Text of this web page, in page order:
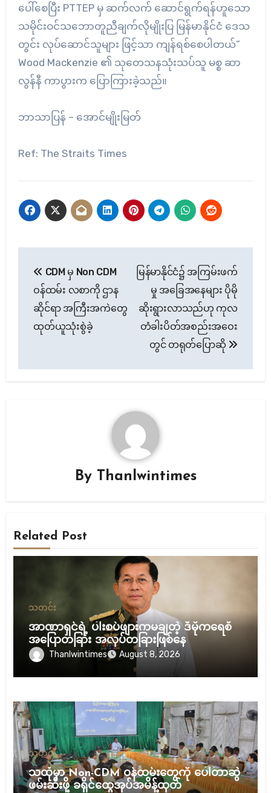
ပေါ်စေပြီး PTTEP မှ ဆက်လက်‌ ဆောင်ရွက်ရန်ဟူသော
သမိုင်းဝင်သ‌ဘောတူညီချက်လိုမျိုးပြ မြန်မာနိုင်ငံ ဒေသ
တွင်း လုပ်ဆောင်သူများ ဖြင့်သာ ကျန်ရစ်စေပါတယ်”
Wood Mackenzie ၏ သုတေသနသုံးသပ်သူ မစ္စ ဆာ
လွန်နီ ကာပွားက ပြောကြားခဲ့သည်။
ဘာသာပြန် – အောင်မျိုးမြတ်
Ref: The Straits Times
navigation
CDM မှ Non CDM
ဝန်ထမ်း လစာကို ဌာန
ဆိုင်ရာ အကြီးအကဲတွေ
ထုတ်ယူသုံးစွဲခဲ့
မြန်မာနိုင်ငံ၌ အကြမ်းဖက်
မှု အခြေအနေများ ပိုမို
ဆိုးရွားလာသည်ဟု ကုလ
တံခါးပိတ်အစည်းအဝေး
တွင် တရုတ်ပြောဆို
By Thanlwintimes
Related Post
သတင်း
အာဏာရှင်ရဲ့ ပါးစပ်ဖျားကမချတဲ့ ဒီမိုကရေစီ
အပြောတခြား အလုပ်တခြားဖြစ်နေ
Thanlwintimes August 8, 2026
သတင်း
သထုံမှာ Non-CDM ဝန်ထမ်းတွေကို ပေါ်တာဆွဲ
ဖမ်းဆီးဖို့ ခရိုင်ထွေအုပ်အမိန့်ထုတ်